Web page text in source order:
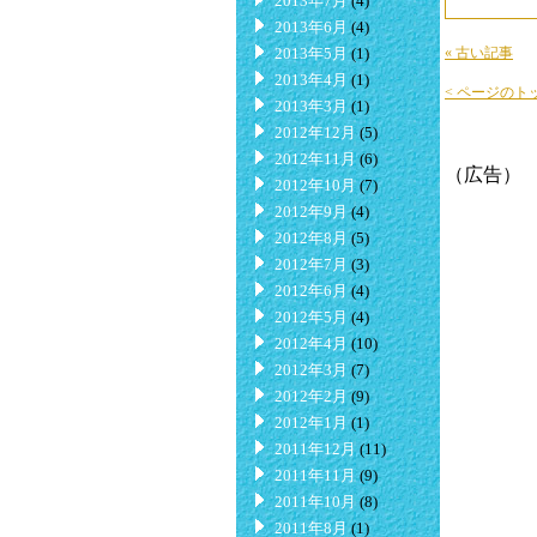
2013年6月 (4)
2013年5月 (1)
2013年4月 (1)
2013年3月(1)
2012年12月(5)
2012年11月(6)
2012年10月(7)
2012年9月 (4)
2012年8月 (5)
2012年7月 (3)
2012年6月(4)
2012年5月 (4)
2012年4月 (10)
2012年3月(7)
2012年2月(9)
2012年1月(1)
2011年12月(11)
2011年11月(9)
2011年10月 (8)
2011年8月(1)
« 古い記事
< ページのト
（広告）